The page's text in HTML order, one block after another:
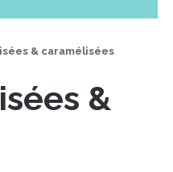
& caramélisées
&